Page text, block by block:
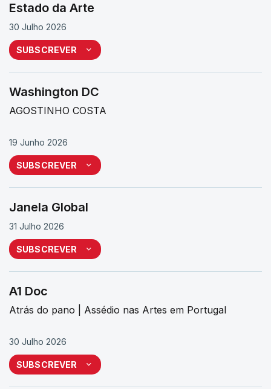
Estado da Arte
30 Julho 2026
SUBSCREVER
Washington DC
AGOSTINHO COSTA
19 Junho 2026
SUBSCREVER
Janela Global
31 Julho 2026
SUBSCREVER
A1 Doc
Atrás do pano | Assédio nas Artes em Portugal
30 Julho 2026
SUBSCREVER